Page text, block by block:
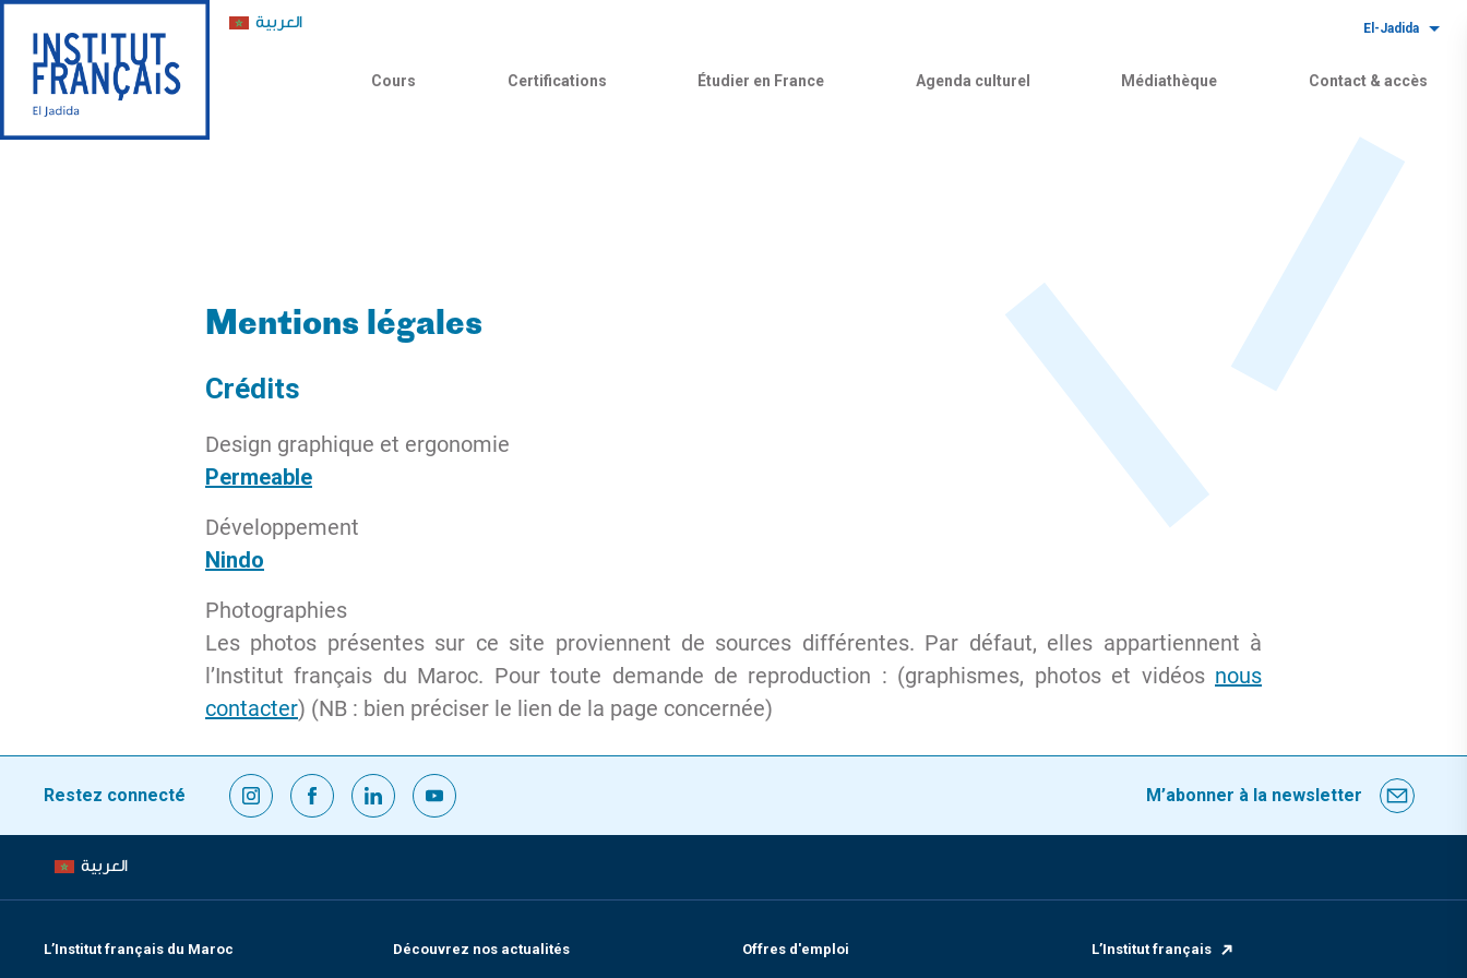
العربية El-Jadida
Cours Certifications Étudier en France Agenda culturel Médiathèque Contact & accès
Mentions légales
Crédits
Design graphique et ergonomie
Permeable
Développement
Nindo
Photographies
Les photos présentes sur ce site proviennent de sources différentes. Par défaut, elles appartiennent à
l’Institut français du Maroc. Pour toute demande de reproduction : (graphismes, photos et vidéos nous
contacter) (NB : bien préciser le lien de la page concernée)
Restez connecté M’abonner à la newsletter
العربية
L’Institut français du Maroc Découvrez nos actualités Offres d'emploi L’Institut français